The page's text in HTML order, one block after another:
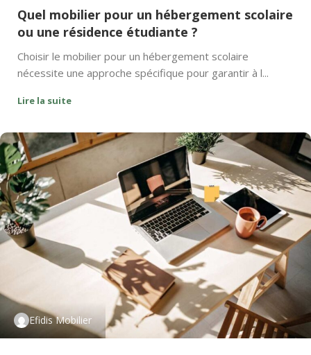
Quel mobilier pour un hébergement scolaire
ou une résidence étudiante ?
Choisir le mobilier pour un hébergement scolaire
nécessite une approche spécifique pour garantir à l...
Lire la suite
Efidis Mobilier